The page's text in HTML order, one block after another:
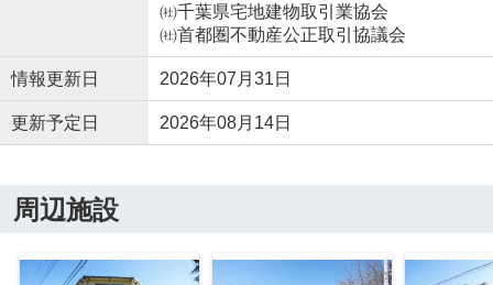
㈳千葉県宅地建物取引業協会
㈳首都圏不動産公正取引協議会
情報更新日 2026年07月31日
更新予定日 2026年08月14日
周辺施設